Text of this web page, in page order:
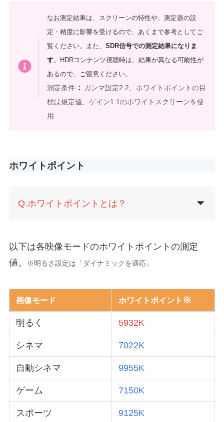
なお測定結果は、スクリーンの特性や、測定器の設
定・精度に影響を受けるので、あくまで参考としてご
覧ください。また、SDR信号での測定結果になりま
す。HDRコンテンツ視聴時は、結果が異なる可能性が
あるので、ご留意ください。
測定条件 ： ガンマ設定2.2、ホワイトポイントの目
標は規定値、ゲイン1.1のホワイトスクリーンを使
用
ホワイトポイント
Q.ホワイトポイントとは？
以下は各映像モードのホワイトポイントの測定
値。
※明るさ設定は「ダイナミックを適応」
画像モード ホワイトポイント ※
明るく 5932K
シネマ 7022K
自動シネマ 9955K
ゲーム 7150K
スポーツ 9125K